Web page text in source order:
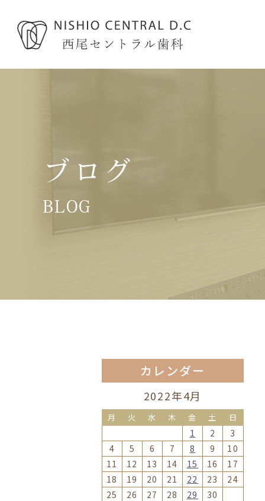
ブログ
BLOG
カレンダー
2022年4月
月 火 水 木 金 土 日
1 2
3
4
5 6 7 8 9
10
11
12 13 14 15 16
17
18
19 20 21 22 23
24
25
26 27 28 29 30